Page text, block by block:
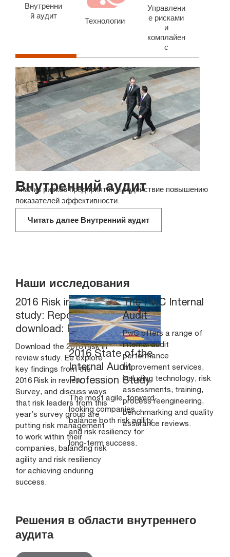
Внутренни
й аудит
Технологии
Управлени
е рисками
и
комплайен
с
Внутренний аудит
Анализ рисков предприятия и содействие повышению
показателей эффективности.
Читать далее Внутренний аудит
Наши исследования
2016 Risk in review
study: Report
download: PwC
Download the 2016 Risk in
review study. Ee explore
key findings from the
2016 Risk in review
Survey, and discuss ways
that risk leaders from this
year’s survey group are
putting risk management
to work within their
companies, balancing risk
agility and risk resiliency
for achieving enduring
success.
2016 State of the
Internal Audit
Profession Study
The most agile, forward-
looking companies
balance both risk agility
and risk resiliency for
long-term success.
The PwC Internal
Audit
PwC offers a range of
internal audit
performance
improvement services,
including technology, risk
assessments, training,
process reengineering,
benchmarking and quality
assurance reviews.
Решения в области внутреннего
аудита